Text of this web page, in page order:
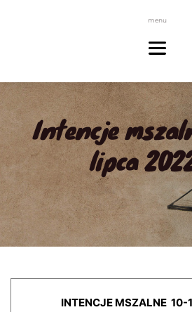
menu
Intencje
lipca
INTENCJE MSZALNE 10-